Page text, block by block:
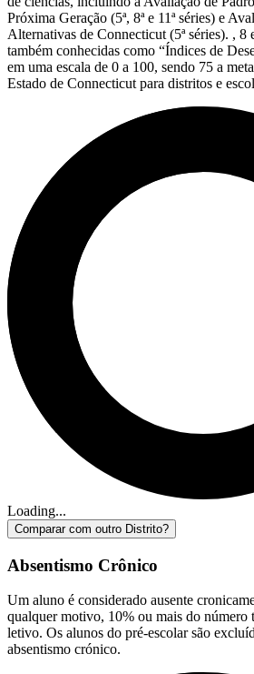
Próxima Geração (5ª, 8ª e 11ª séries) e
Alternativas de Connecticut (5ª séries). , 8
também conhecidas como “Índices de
em uma escala de 0 a 100, sendo 75 a
Estado de Connecticut para distritos e
Loading...
Comparar com outro Distrito?
Absentismo Crônico
Um aluno é considerado ausente
qualquer motivo, 10% ou mais do número
letivo. Os alunos do pré-escolar são
absentismo crónico.